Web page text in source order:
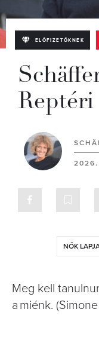
ELŐFIZETŐKNEK
Reptéri
2026.
NŐK
Meg kell
a miénk.